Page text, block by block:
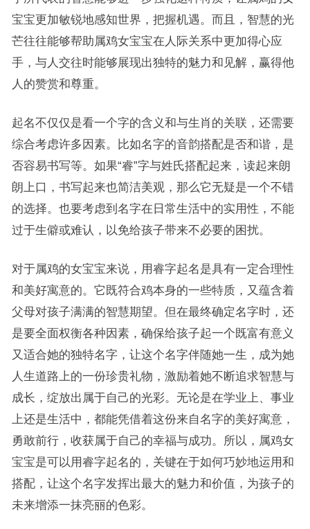
宝宝更加敏锐地感知世界，把握机遇。而且，智慧的光
芒往往能够帮助属鸡女宝宝在人际关系中更加得心应
手，与人交往时能够展现出独特的魅力和见解，赢得他
人的赞赏和尊重。
起名不仅仅是看一个字的含义和与生肖的关联，还需要
综合考虑许多因素。比如名字的音韵搭配是否和谐，是
否容易书写等。如果“睿”字与姓氏搭配起来，读起来朗
朗上口，书写起来也简洁美观，那么它无疑是一个不错
的选择。也要考虑到名字在日常生活中的实用性，不能
过于生僻或难认，以免给孩子带来不必要的困扰。
对于属鸡的女宝宝来说，用睿字起名是具有一定合理性
和美好寓意的。它既符合鸡本身的一些特质，又蕴含着
父母对孩子满满的智慧期望。但在最终确定名字时，还
是要全面权衡各种因素，确保给孩子起一个既富有意义
又适合她的独特名字，让这个名字伴随她一生，成为她
人生道路上的一份珍贵礼物，激励着她不断追求智慧与
成长，绽放出属于自己的光彩。无论是在学业上、事业
上还是生活中，都能凭借着这份来自名字的美好寓意，
勇敢前行，收获属于自己的幸福与成功。所以，属鸡女
宝宝是可以用睿字起名的，关键在于如何巧妙地运用和
搭配，让这个名字发挥出最大的魅力和价值，为孩子的
未来增添一抹亮丽的色彩。